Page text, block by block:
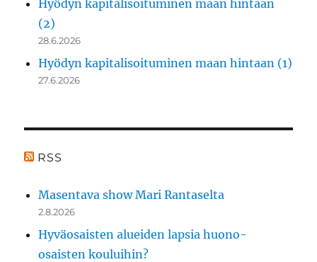
Hyödyn kapitalisoituminen maan hintaan
(2)
28.6.2026
Hyödyn kapitalisoituminen maan hintaan (1)
27.6.2026
RSS
Masentava show Mari Rantaselta
2.8.2026
Hyväosaisten alueiden lapsia huono-
osaisten kouluihin?